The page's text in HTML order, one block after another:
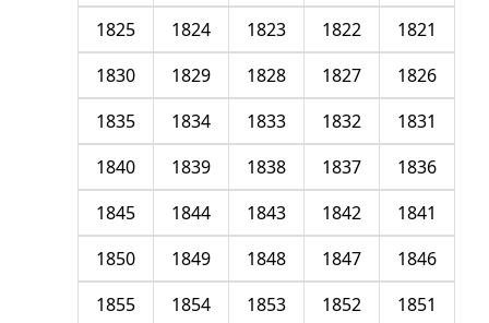
1821
1822
1823
1824
1825
1826
1827
1828
1829
1830
1831
1832
1833
1834
1835
1836
1837
1838
1839
1840
1841
1842
1843
1844
1845
1846
1847
1848
1849
1850
1851
1852
1853
1854
1855